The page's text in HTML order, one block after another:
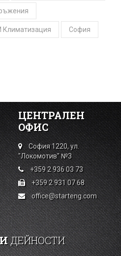
Климатизация София
ЦЕНТРАЛЕН
ОФИС
София 1220, ул.
"Локомотив" №3
+359 2 936 03 73
+359 2 931 07 68
office@starteng.com
ДЕЙНОСТИ